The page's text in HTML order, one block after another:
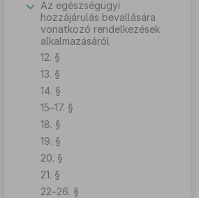
Az egészségügyi
hozzájárulás bevallására
vonatkozó rendelkezések
alkalmazásáról
12. §
13. §
14. §
15–17. §
18. §
19. §
20. §
21. §
22–26. §